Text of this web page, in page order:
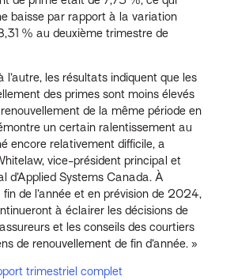
baisse par rapport à la variation
% au deuxième trimestre de
l’autre, les résultats indiquent que les
des primes sont moins élevés
de la même période en
un certain ralentissement au
encore relativement difficile, a
vice-président principal et
d’Applied Systems Canada. À
fin de l’année et en prévision de 2024,
à éclairer les décisions de
et les conseils des courtiers
de renouvellement de fin d’année. »
trimestriel complet